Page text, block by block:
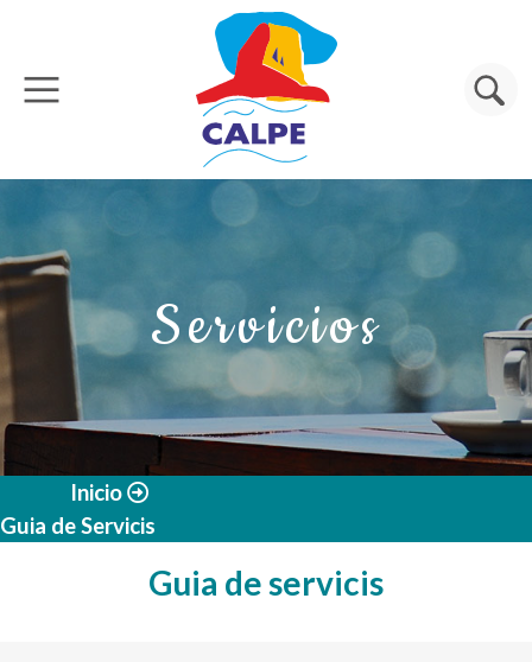
Pasar al contenido principal
Buscar
Servicios
Inicio
Guia de Servicis
Guia de servicis